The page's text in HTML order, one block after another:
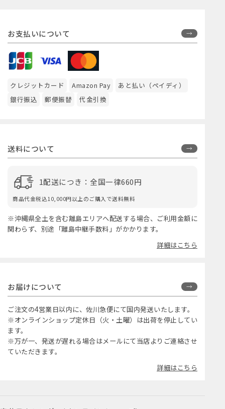
お支払いについて
クレジットカード Amazon Pay
あと払い（ペイディ）
銀行振込
郵便振替 代金引換
送料について
1配送につき：全国一律660円
商品代金税込10,000円以上のご購入で送料無料
※沖縄県全土を含む離島エリアへ配送する場合、ご利用金額に
関わらず、別途「離島中継手数料」がかかります。
詳細はこちら
お届けについて
ご注文の4営業日以内に、佐川急便にて国内発送いたします。
※オンラインショップ定休日（火・土曜）は出荷を停止してい
ます。
※万が一、発送が遅れる場合はメールにて当店よりご連絡させ
ていただきます。
詳細はこちら